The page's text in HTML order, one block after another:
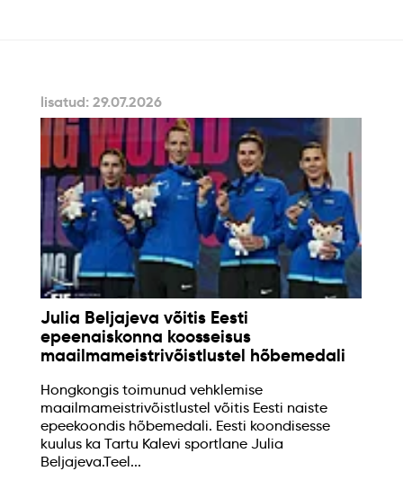
lisatud: 29.07.2026
Julia Beljajeva võitis Eesti
epeenaiskonna koosseisus
maailmameistrivõistlustel hõbemedali
Hongkongis toimunud vehklemise
maailmameistrivõistlustel võitis Eesti naiste
epeekoondis hõbemedali. Eesti koondisesse
kuulus ka Tartu Kalevi sportlane Julia
Beljajeva.Teel...